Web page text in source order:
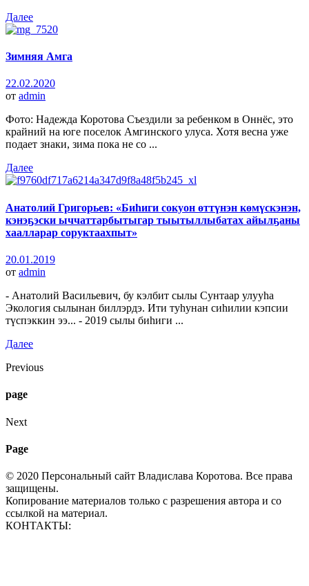
Далее
Зимняя Амга
22.02.2020
от admin
Фото: Надежда Коротова Съездили за ребенком в Оннёс, это
крайний на юге поселок Амгинского улуса. Хотя весна уже
подает знаки, зима пока не со ...
Далее
Анатолий Григорьев: «Биһиги сокуон өттүнэн көмүскэнэн,
кэнэҕэски ыччаттарбытыгар тыытыллыбатах айылҕаны
хаалларар соруктаахпыт»
20.01.2019
от admin
- Анатолий Васильевич, бу кэлбит сылы Сунтаар улууһа
Экология сылынан биллэрдэ. Ити туһунан сиһилии кэпсии
түспэккин ээ... - 2019 сылы биһиги ...
Далее
Previous
page
Next
Page
© 2020 Персональный сайт Владислава Коротова. Все права
защищены.
Копирование материалов только с разрешения автора и со
ссылкой на материал.
КОНТАКТЫ: